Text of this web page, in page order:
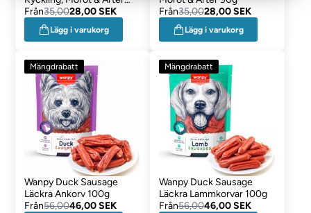
90g
Från35,0028,00 SEK
Lägg i varukorg
Från35,0028,00 SEK
Lägg i varukorg
Mängdrabatt
Wanpy Duck Sausage
Läckra Ankorv 100g
Från56,0046,00 SEK
Mängdrabatt
Wanpy Duck Sausage
Läckra Lammkorvar 100g
Från56,0046,00 SEK